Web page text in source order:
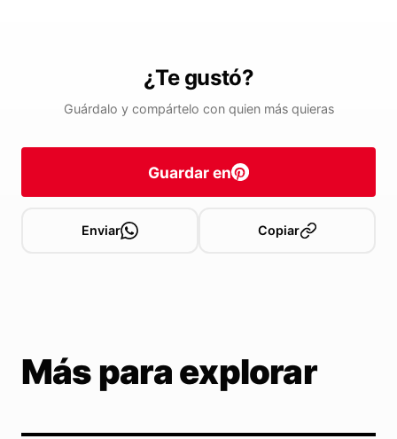
¿Te gustó?
Guárdalo y compártelo con quien más quieras
Guardar en
Enviar Copiar
Más para explorar